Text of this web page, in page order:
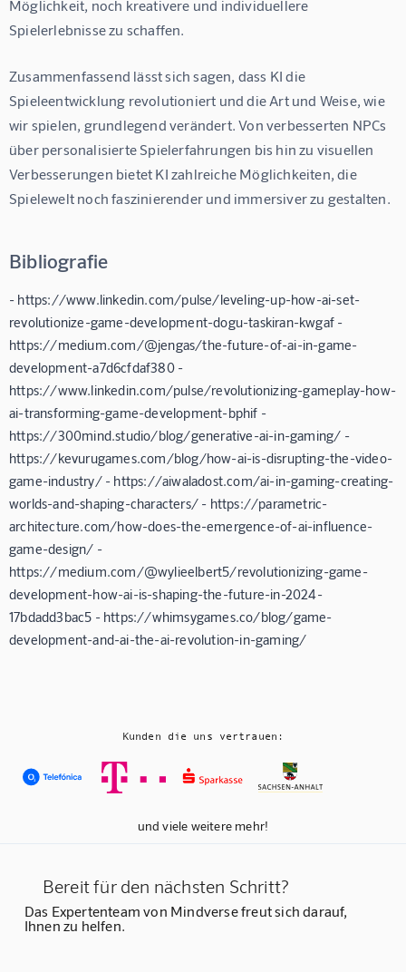
Möglichkeit, noch kreativere und individuellere
Spielerlebnisse zu schaffen.
Zusammenfassend lässt sich sagen, dass KI die
Spieleentwicklung revolutioniert und die Art und Weise, wie
wir spielen, grundlegend verändert. Von verbesserten NPCs
über personalisierte Spielerfahrungen bis hin zu visuellen
Verbesserungen bietet KI zahlreiche Möglichkeiten, die
Spielewelt noch faszinierender und immersiver zu gestalten.
Bibliografie
- https://www.linkedin.com/pulse/leveling-up-how-ai-set-
revolutionize-game-development-dogu-taskiran-kwgaf -
https://medium.com/@jengas/the-future-of-ai-in-game-
development-a7d6cfdaf380 -
https://www.linkedin.com/pulse/revolutionizing-gameplay-how-
ai-transforming-game-development-bphif -
https://300mind.studio/blog/generative-ai-in-gaming/ -
https://kevurugames.com/blog/how-ai-is-disrupting-the-video-
game-industry/ - https://aiwaladost.com/ai-in-gaming-creating-
worlds-and-shaping-characters/ - https://parametric-
architecture.com/how-does-the-emergence-of-ai-influence-
game-design/ -
https://medium.com/@wylieelbert5/revolutionizing-game-
development-how-ai-is-shaping-the-future-in-2024-
17bdadd3bac5 - https://whimsygames.co/blog/game-
development-and-ai-the-ai-revolution-in-gaming/
Kunden die uns vertrauen:
und viele weitere mehr!
Bereit für den nächsten Schritt?
Das Expertenteam von Mindverse freut sich darauf,
Ihnen zu helfen.